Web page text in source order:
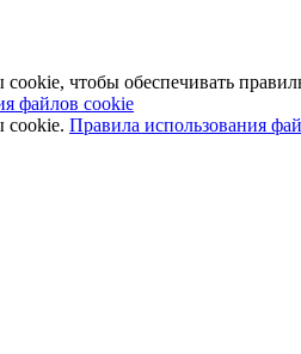
чтобы обеспечивать
файлов cookie
cookie. Правила использования